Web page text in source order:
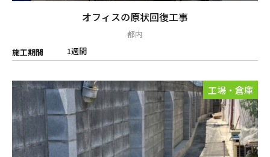
オフィスの原状回復工事
都内
施工期間
1週間
工場・倉庫